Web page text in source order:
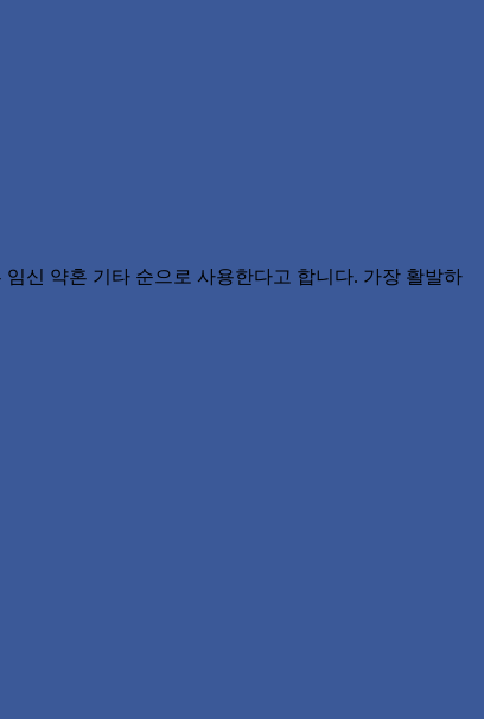
임신 약혼 기타 순으로 사용한다고 합니다. 가장 활발하